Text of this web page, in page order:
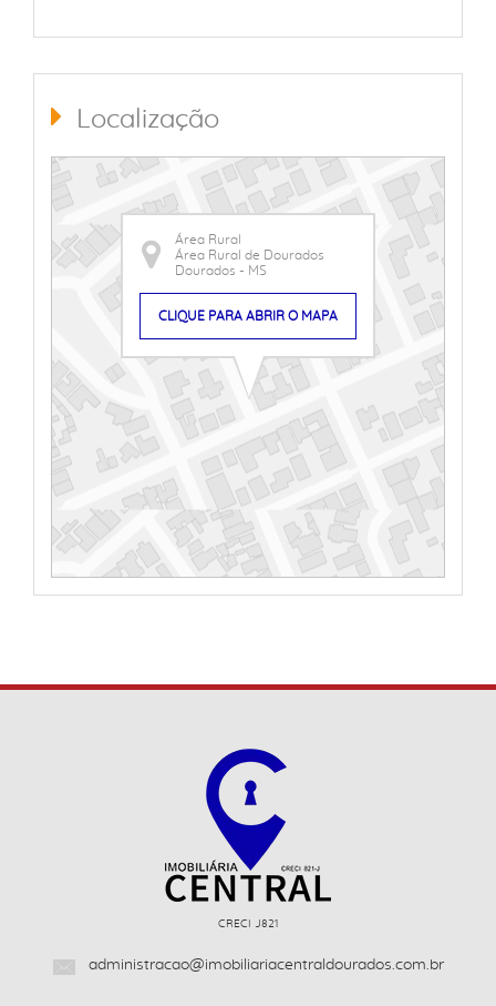
Localização
Área Rural
Área Rural de Dourados
Dourados - MS
CLIQUE PARA ABRIR O MAPA
CRECI J821
administracao@imobiliariacentraldourados.com.br